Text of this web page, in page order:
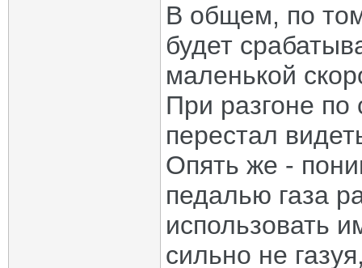
В общем, по
будет
маленькой
При разгоне по
перестал
Опять же -
педалью газа
использовать
сильно не